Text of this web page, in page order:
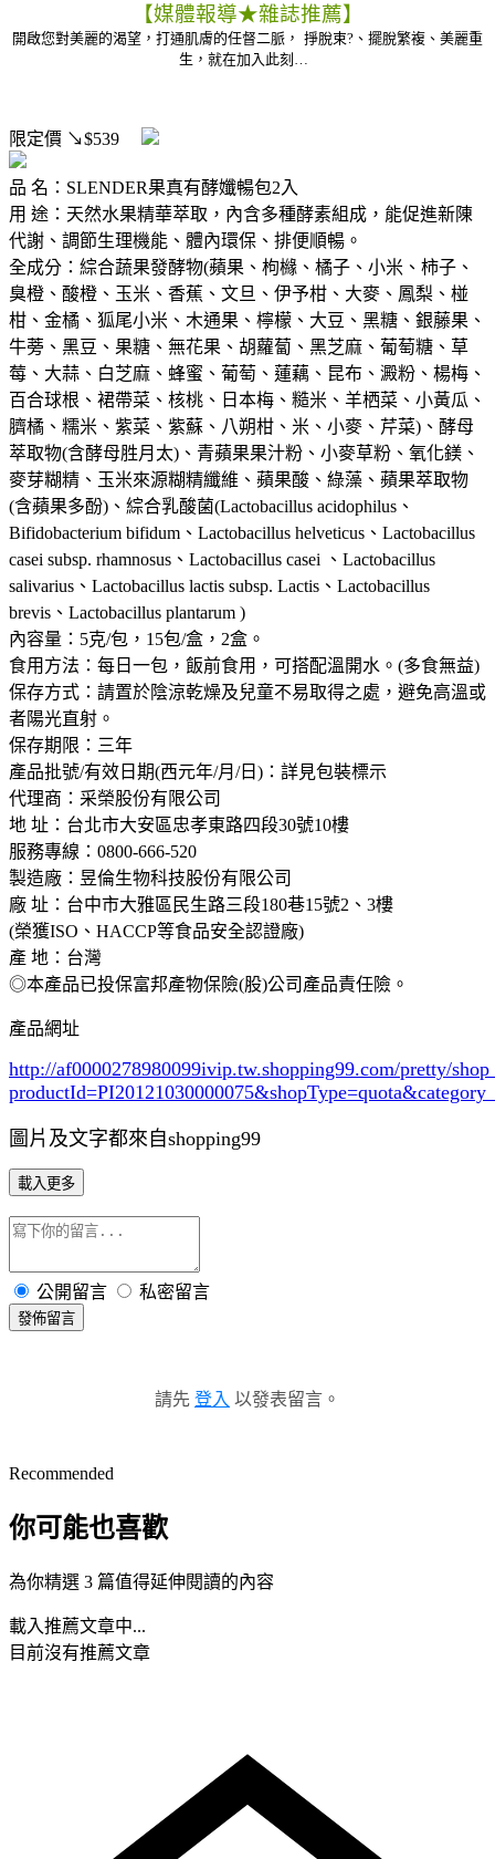
【媒體報導★雜誌推薦】
開啟您對美麗的渴望，打通肌膚的任督二脈， 掙脫束?、擺脫繁複、美麗重
生，就在加入此刻…
限定價 ↘$539
品 名：SLENDER果真有酵孅暢包2入
用 途：天然水果精華萃取，內含多種酵素組成，能促進新陳
代謝、調節生理機能、體內環保、排便順暢。
全成分：綜合蔬果發酵物(蘋果、枸櫞、橘子、小米、柿子、
臭橙、酸橙、玉米、香蕉、文旦、伊予柑、大麥、鳳梨、椪
柑、金橘、狐尾小米、木通果、檸檬、大豆、黑糖、銀藤果、
牛蒡、黑豆、果糖、無花果、胡蘿蔔、黑芝麻、葡萄糖、草
莓、大蒜、白芝麻、蜂蜜、葡萄、蓮藕、昆布、澱粉、楊梅、
百合球根、裙帶菜、核桃、日本梅、糙米、羊栖菜、小黃瓜、
臍橘、糯米、紫菜、紫蘇、八朔柑、米、小麥、芹菜)、酵母
萃取物(含酵母胜月太)、青蘋果果汁粉、小麥草粉、氧化鎂、
麥芽糊精、玉米來源糊精纖維、蘋果酸、綠藻、蘋果萃取物
(含蘋果多酚)、綜合乳酸菌(Lactobacillus acidophilus、
Bifidobacterium bifidum、Lactobacillus helveticus、Lactobacillus
casei subsp. rhamnosus、Lactobacillus casei 、Lactobacillus
salivarius、Lactobacillus lactis subsp. Lactis、Lactobacillus
brevis、Lactobacillus plantarum )
內容量：5克/包，15包/盒，2盒。
食用方法：每日一包，飯前食用，可搭配溫開水。(多食無益)
保存方式：請置於陰涼乾燥及兒童不易取得之處，避免高溫或
者陽光直射。
保存期限：三年
產品批號/有效日期(西元年/月/日)：詳見包裝標示
代理商：采榮股份有限公司
地 址：台北市大安區忠孝東路四段30號10樓
服務專線：0800-666-520
製造廠：昱倫生物科技股份有限公司
廠 址：台中市大雅區民生路三段180巷15號2、3樓
(榮獲ISO、HACCP等食品安全認證廠)
產 地：台灣
◎本產品已投保富邦產物保險(股)公司產品責任險。
產品網址
http://af0000278980099ivip.tw.shopping99.com/pretty/
圖片及文字都來自shopping99
載入更多
公開留言 私密留言
發佈留言
請先 登入 以發表留言。
Recommended
你可能也喜歡
為你精選 3 篇值得延伸閱讀的內容
載入推薦文章中...
目前沒有推薦文章